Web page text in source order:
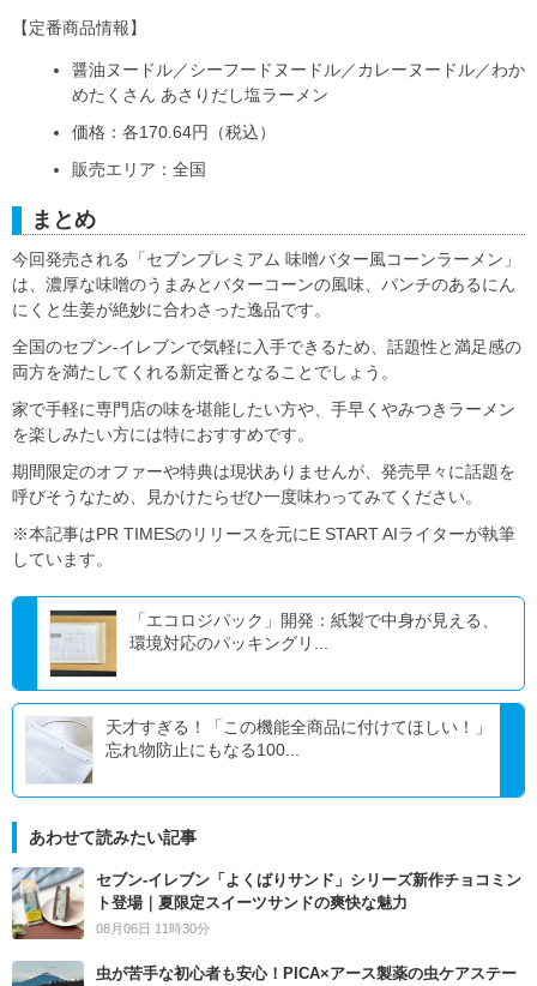
【定番商品情報】
醤油ヌードル／シーフードヌードル／カレーヌードル／わか
めたくさん あさりだし塩ラーメン
価格：各170.64円（税込）
販売エリア：全国
まとめ
今回発売される「セブンプレミアム 味噌バター風コーンラーメン」
は、濃厚な味噌のうまみとバターコーンの風味、パンチのあるにん
にくと生姜が絶妙に合わさった逸品です。
全国のセブン‐イレブンで気軽に入手できるため、話題性と満足感の
両方を満たしてくれる新定番となることでしょう。
家で手軽に専門店の味を堪能したい方や、手早くやみつきラーメン
を楽しみたい方には特におすすめです。
期間限定のオファーや特典は現状ありませんが、発売早々に話題を
呼びそうなため、見かけたらぜひ一度味わってみてください。
※本記事はPR TIMESのリリースを元にE START AIライターが執筆
しています。
「エコロジパック」開発：紙製で中身が見える、
環境対応のパッキングリ...
天才すぎる！「この機能全商品に付けてほしい！」
忘れ物防止にもなる100...
あわせて読みたい記事
セブン‐イレブン「よくばりサンド」シリーズ新作チョコミン
ト登場｜夏限定スイーツサンドの爽快な魅力
08月06日 11時30分
虫が苦手な初心者も安心！PICA×アース製薬の虫ケアステー